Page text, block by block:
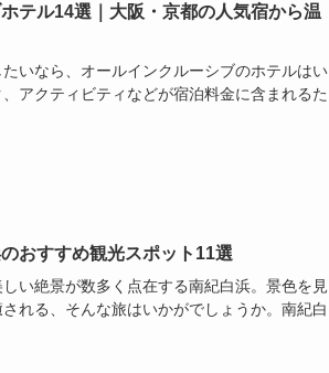
テル14選｜大阪・京都の人気宿から温
いなら、オールインクルーシブのホテルはい
アクティビティなどが宿泊料金に含まれるた
おすすめ観光スポット11選
い絶景が数多く点在する南紀白浜。景色を見
れる、そんな旅はいかがでしょうか。南紀白